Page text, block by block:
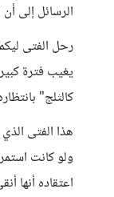
الرسائل إلى
رحل الفتى
يغيب فترة
كالثلج"
هذا الفتى
ولو كانت
اعتقاده أنها